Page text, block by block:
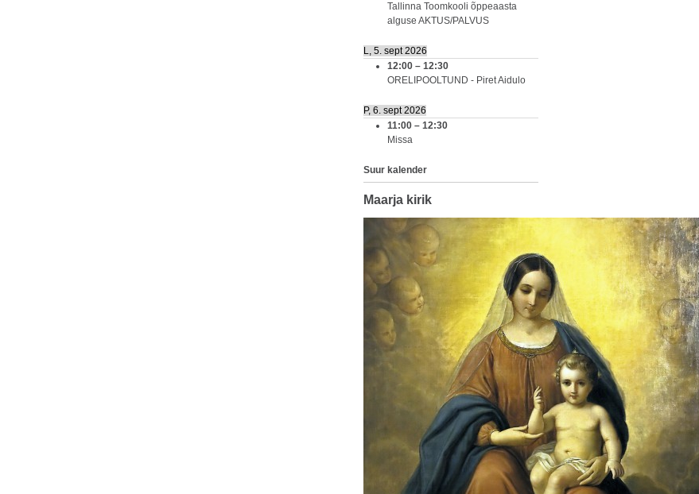
Tallinna Toomkooli õppeaasta
alguse AKTUS/PALVUS
L, 5. sept 2026
12:00 – 12:30
ORELIPOOLTUND - Piret Aidulo
P, 6. sept 2026
11:00 – 12:30
Missa
Suur kalender
Maarja kirik